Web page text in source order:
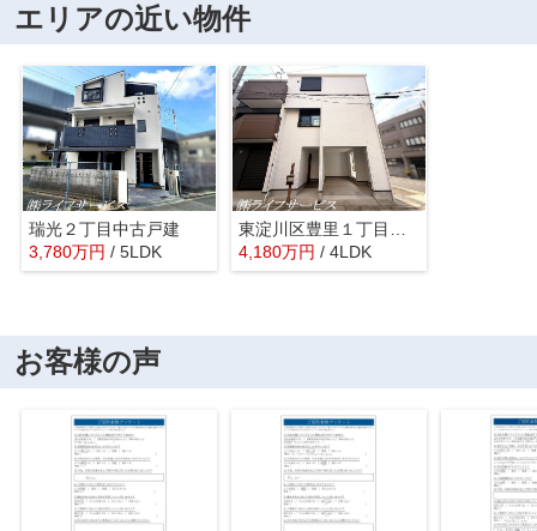
エリアの近い物件
瑞光２丁目中古戸建
3,780万円 / 5LDK
4,180万円 / 4LDK
お客様の声